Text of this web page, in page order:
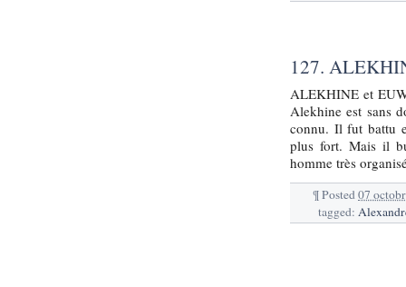
127.
ALEKHINE et
Alekhine est sans
connu. Il fut battu
plus fort. Mais il
homme très
¶Posted07
tagged: